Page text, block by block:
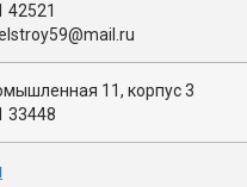
42521
11, корпус 3
33448